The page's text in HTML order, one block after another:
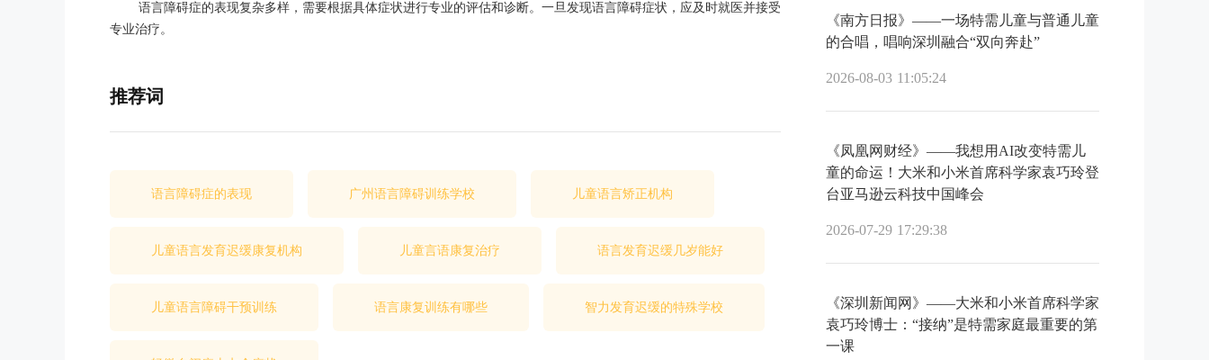
语言障碍症的表现复杂多样，需要根据具体症状进行专业的评估和诊断。一旦发现语言障碍症状，应及时就医并接受
专业治疗。
推荐词
语言障碍症的表现 广州语言障碍训练学校 儿童语言矫正机构
儿童语言发育迟缓康复机构 儿童言语康复治疗 语言发育迟缓几岁能好
儿童语言障碍干预训练 语言康复训练有哪些 智力发育迟缓的特殊学校
《南方日报》——一场特需儿童与普通儿童
的合唱，唱响深圳融合“双向奔赴”
2026-08-03 11:05:24
《凤凰网财经》——我想用AI改变特需儿
童的命运！大米和小米首席科学家袁巧玲登
台亚马逊云科技中国峰会
2026-07-29 17:29:38
《深圳新闻网》——大米和小米首席科学家
袁巧玲博士：“接纳”是特需家庭最重要的第
一课